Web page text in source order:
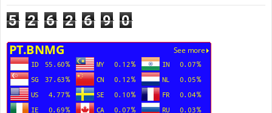
5 2 6 2 6 9 0